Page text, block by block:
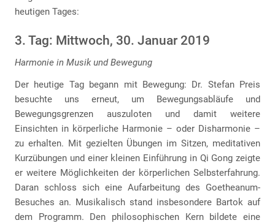
heutigen Tages:
3. Tag: Mittwoch, 30. Januar 2019
Harmonie in Musik und Bewegung
Der heutige Tag begann mit Bewegung: Dr. Stefan Preis
besuchte uns erneut, um Bewegungsabläufe und
Bewegungsgrenzen auszuloten und damit weitere
Einsichten in körperliche Harmonie – oder Disharmonie –
zu erhalten. Mit gezielten Übungen im Sitzen, meditativen
Kurzübungen und einer kleinen Einführung in Qi Gong zeigte
er weitere Möglichkeiten der körperlichen Selbsterfahrung.
Daran schloss sich eine Aufarbeitung des Goetheanum-
Besuches an. Musikalisch stand insbesondere Bartok auf
dem Programm. Den philosophischen Kern bildete eine